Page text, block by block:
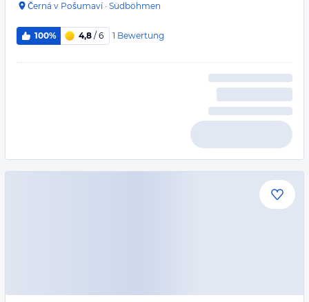
Černá v Pošumaví· Südböhmen
100% 4,8 / 6 1 Bewertung